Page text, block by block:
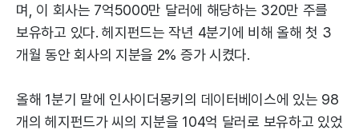
며, 이 회사는 7억5000만 달러에 해당하는 320만 주를
보유하고 있다. 헤지펀드는 작년 4분기에 비해 올해 첫 3
개월 동안 회사의 지분을 2% 증가 시켰다.
올해 1분기 말에 인사이더몽키의 데이터베이스에 있는 98
개의 헤지펀드가 씨의 지분을 104억 달러로 보유하고 있었